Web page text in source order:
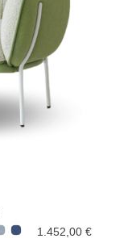
1.452,00 €